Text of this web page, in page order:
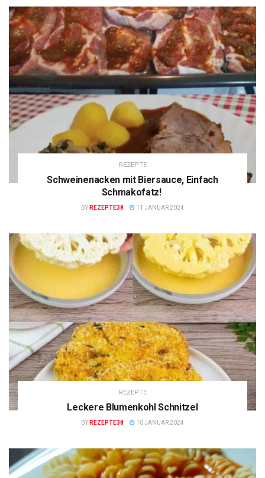
REZEPTE
Schweinenacken mit Biersauce, Einfach
Schmakofatz!
BY REZEPTE38 11 JANUAR 2024
REZEPTE
Leckere Blumenkohl Schnitzel
BY REZEPTE38 10 JANUAR 2024